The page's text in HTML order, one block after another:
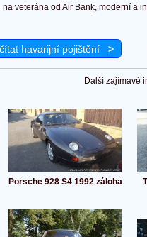
na veterána od Air Bank, moderní a
havarijní pojištění >
Další zajímavé
Porsche 928 S4 1992 záloha